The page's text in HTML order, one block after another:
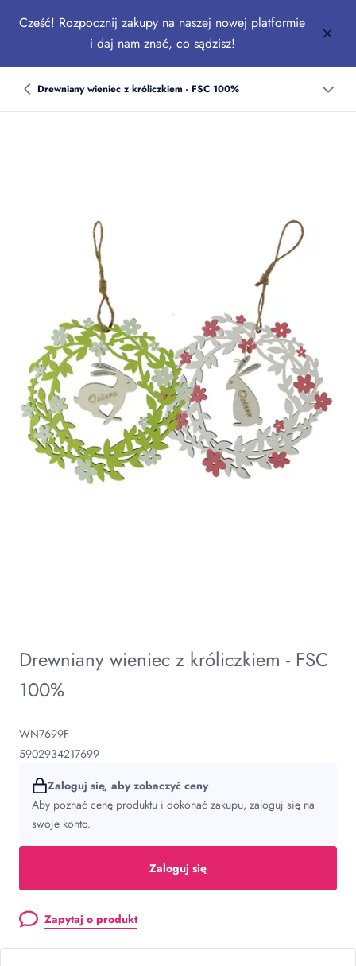
Cześć! Rozpocznij zakupy na naszej nowej platformie
i daj nam znać, co sądzisz!
Drewniany wieniec z króliczkiem - FSC 100%
Drewniany wieniec z króliczkiem - FSC
100%
WN7699F
5902934217699
Zaloguj się, aby zobaczyć ceny
Aby poznać cenę produktu i dokonać zakupu, zaloguj się na
swoje konto.
Zaloguj się
Zapytaj o produkt